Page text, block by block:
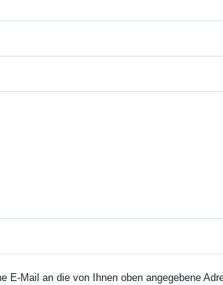
Mail an die von Ihnen oben angegebene